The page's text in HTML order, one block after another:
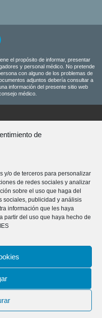
de
y/o de terceros para personalizar
de redes sociales y analizar
sobre el uso que haga del
sociales, publicidad y análisis
información que les haya
partir del uso que haya hecho de
el propósito de informar, presentar
y personal médico. No pretende
con alguno de los problemas de
adjuntos debería consultar a
información del presente sitio web
médico.
de Litigios
85, bajo, 46025 Valencia